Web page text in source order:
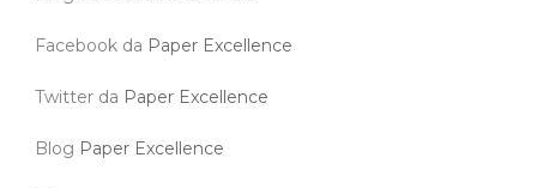
Facebook da Paper Excellence
Twitter da Paper Excellence
Blog Paper Excellence